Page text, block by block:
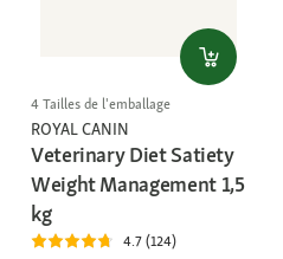
4 Tailles de l'emballage
ROYAL CANIN
Veterinary Diet Satiety
Weight Management 1,5
kg
4.7 (124)